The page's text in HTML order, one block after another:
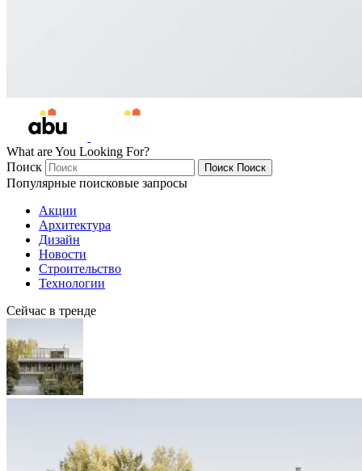
What are You Looking For?
Поиск
Поиск Поиск
Популярные поисковые запросы
Акции
Архитектура
Дизайн
Новости
Строительство
Технологии
Сейчас в тренде